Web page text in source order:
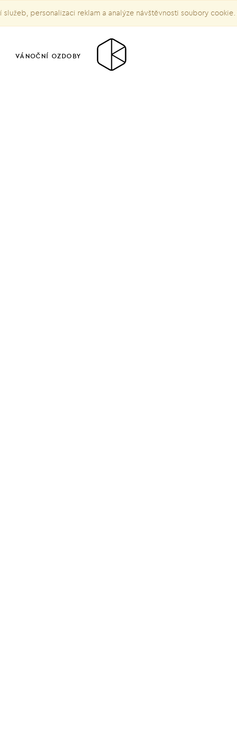
personalizaci reklam a analýze návštěvnosti soubory cookie.
VÁNOČNÍ OZDOBY